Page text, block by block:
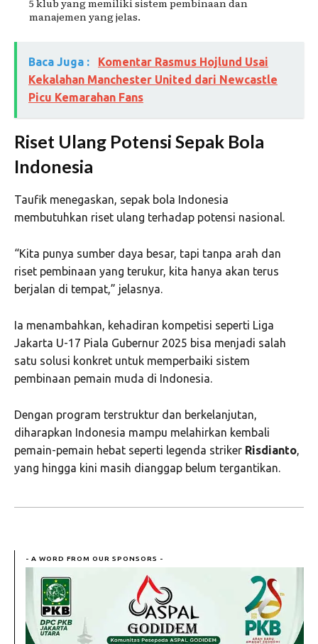
manajemen yang jelas.
Baca Juga :
Komentar Rasmus Hojlund Usai
Kekalahan Manchester United dari Newcastle
Picu Kemarahan Fans
Riset Ulang Potensi Sepak Bola
Indonesia
Taufik menegaskan, sepak bola Indonesia
membutuhkan riset ulang terhadap potensi nasional.
“Kita punya sumber daya besar, tapi tanpa arah dan
riset pembinaan yang terukur, kita hanya akan terus
berjalan di tempat,” jelasnya.
Ia menambahkan, kehadiran kompetisi seperti Liga
Jakarta U-17 Piala Gubernur 2025 bisa menjadi salah
satu solusi konkret untuk memperbaiki sistem
pembinaan pemain muda di Indonesia.
Dengan program terstruktur dan berkelanjutan,
diharapkan Indonesia mampu melahirkan kembali
pemain-pemain hebat seperti legenda striker Risdianto,
yang hingga kini masih dianggap belum tergantikan.
- A WORD FROM OUR SPONSORS -